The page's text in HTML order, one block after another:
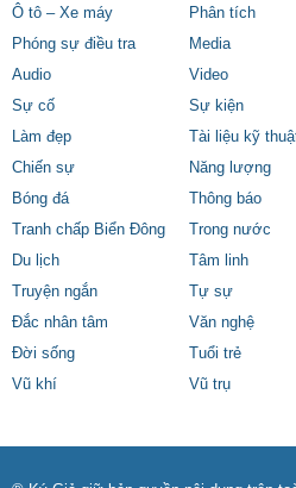
Ô tô – Xe máy
Phân tích
Phóng sự điều tra
Media
Audio
Video
Sự cố
Sự kiện
Làm đẹp
Tài liệu kỹ
Chiến sự
Năng lượng
Bóng đá
Thông báo
Tranh chấp Biển Đông
Trong nước
Du lịch
Tâm linh
Truyện ngắn
Tự sự
Đắc nhân tâm
Văn nghệ
Đời sống
Tuổi trẻ
Vũ khí
Vũ trụ